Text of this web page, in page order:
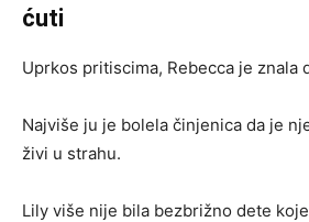
ćuti
Uprkos pritiscima, Rebecca je znala
Najviše ju je bolela činjenica da je
živi u strahu.
Lily više nije bila bezbrižno dete